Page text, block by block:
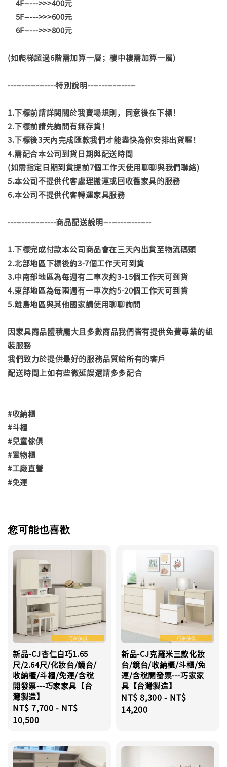
4F----->>>400元
5F----->>>600元
6F----->>>800元
(如爬梯超過6階需加算一層；樓中樓需加算一層)
-----------------特別說明-----------------
1.下標前請詳閱關於我賣場規則，同意後在下標！
2.下標前請先詢問有無存貨！
3.下標後3天內完成匯款我們才能盡快為你安排出貨喔！
4.需配合本公司到貨日期與配送時間
(如需指定日期到貨提前7個工作天使用聊聊與我們聯絡)
5.本公司不提供代客處理搬運或回收舊家具的服務
6.本公司不提供代客轉運家具服務
-----------------商品配送說明-----------------
1.下標完成付款本公司商品會在三天內出貨至物流碼頭
2.北部地區下標後約3-7個工作天可到貨
3.中南部地區為每週有二車次約3-15個工作天可到貨
4.東部地區為每兩週有一車次約5-20個工作天可到貨
5.離島地區與其他國家請使用聊聊詢問
因家具商品體積龐大且多數商品我們皆有提供免費專業的組
裝服務
我們致力於提供最好的服務品質給所有的客戶
配送時間上如有些微延誤還請多多配合
#收納櫃
#斗櫃
#兒童傢俱
#置物櫃
#工廠直營
#免運
您可能也喜歡
新品-CJ杏仁白巧1.65
尺/2.64尺/化妝台/鏡台/
收納櫃/斗櫃/免運/含稅
開發票---巧家家具【台
灣製造】
Regular
price
NT$ 7,700 - NT$
10,500
新品-CJ克羅米三款化妝
台/鏡台/收納櫃/斗櫃/免
運/含稅開發票---巧家家
具【台灣製造】
Regular
price
NT$ 8,300 - NT$
14,200